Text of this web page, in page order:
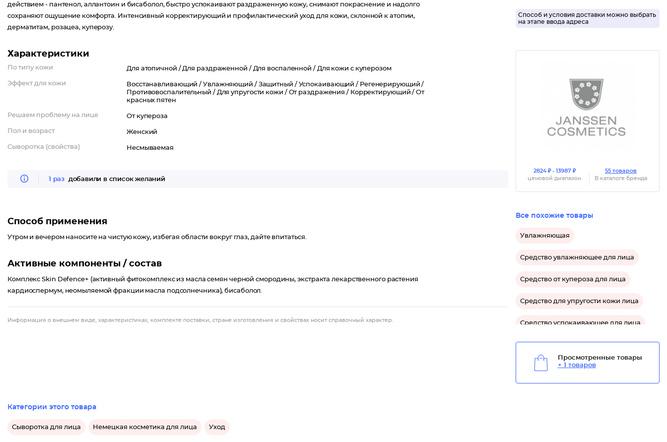
действием - пантенол, аллантоин и бисаболол, быстро успокаивают раздраженную кожу, снимают покраснение и надолго
сохраняют ощущение комфорта. Интенсивный корректирующий и профилактический уход для кожи, склонной к атопии,
дерматитам, розацеа, куперозу.
Характеристики
По типу кожи Для атопичной /Для раздраженной / Для воспаленной / Для кожи с куперозом
Эффект для кожи Восстанавливающий / Увлажняющий / Защитный / Успокаивающий / Регенерирующий /
Противовоспалительный / Для упругости кожи / От раздражения / Корректирующий /От
красных пятен
Решаем проблему на лице От купероза
Пол и возраст Женский
Сыворотка (свойства) Несмываемая
1 раз добавили в список желаний
Способ применения
Утром и вечером наносите на чистую кожу, избегая области вокруг глаз, дайте впитаться.
Активные компоненты / состав
Комплекс Skin Defence+ (активный фитокомплекс из масла семян черной смородины, экстракта лекарственного растения
кардиоспермум, неомыляемой фракции масла подсолнечника), бисаболол.
Информация о внешнем виде, характеристиках, комплекте поставки, стране изготовления и свойствах носит справочный характер.
Способ и условия доставки можно выбрать
на этапе ввода адреса
2824 ₽ - 13987 ₽
ценовой диапазон
55 товаров
В каталоге бренда
Все похожие товары
Увлажняющая
Средство увлажняющее для лица
Средство от купероза для лица
Средство для упругости кожи лица
Средство успокаивающее для лица
Просмотренные товары
+ 1 товаров
Категории этого товара
Сыворотка для лица Немецкая косметика для лица Уход